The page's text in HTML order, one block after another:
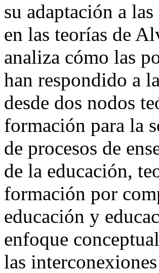
su adaptación a
en las teorías de
analiza cómo las
han respondido a
desde dos nodos
formación para la
de procesos de
de la educación,
formación por
educación y
enfoque
las